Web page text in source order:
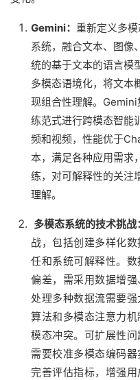
Gemini： 重新定义多
系统，融合文本、图像
统的基于文本的语言模
多模态语境化，将文本
现组合性理解。
练范式进行跨模态智能
频和视频，性能优于
本，满足各种应用需求
练，对可解释性的关注
理解。
多模态系统的技术挑战：
战，包括创建多样化
任和系统可解释性。
偏差，需采用数据增
处理多种数据流需要
算法和多模态注意力
模态冲突。可扩展性
需要校准多模态编码
完善评估指标，增强